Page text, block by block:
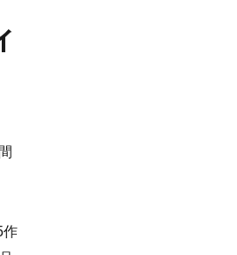
作